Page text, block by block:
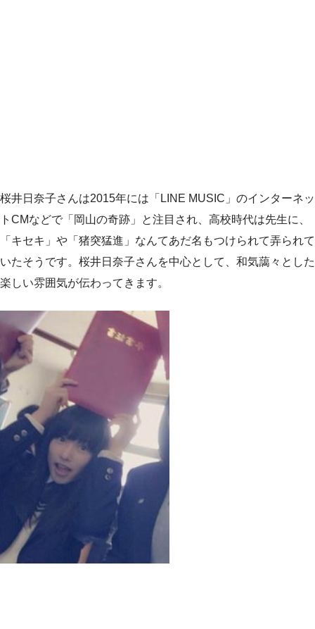
桜井日奈子さんは2015年には「LINE MUSIC」のインターネッ
トCMなどで「岡山の奇跡」と注目され、高校時代は先生に、
「キセキ」や「猪突猛進」なんてあだ名もつけられて弄られて
いたそうです。桜井日奈子さんを中心として、和気藹々とした
楽しい雰囲気が伝わってきます。